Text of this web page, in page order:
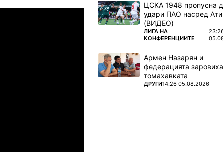
Шампионска лига: 3rd
04.08.2026 03:00
ТБС
04.08.2026 03:00
Спарта Прага
ЦСКА 1948 пропусна
удари ПАО насред
(ВИДЕО)
ПОВЕЧЕ ОТ
ЛИГА НА
КОНФЕРЕНЦИИТЕ
Армен Назарян и
федерацията заровиха
томахавката
ПОВЕЧЕ ОТ
ДРУГИ14:26 05.08.2026